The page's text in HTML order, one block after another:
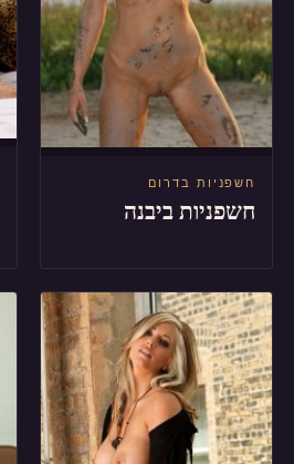
חשפניות בדרום
חשפניות ביבנה